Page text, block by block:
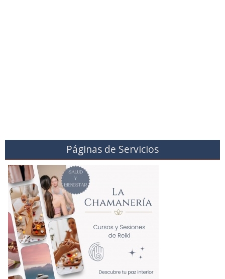
Páginas de Servicios